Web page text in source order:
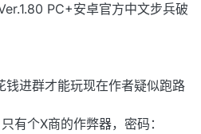
PC+安卓官方中文步兵破
钱进群才能玩现在作者疑似跑路
有个X商的作弊器，密码：